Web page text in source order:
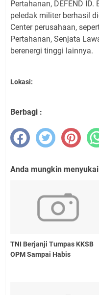
Pertahanan, DEFEND
peledak militer berhasil
Center perusahaan,
Pertahanan, Senjata
berenergi tinggi lainnya.
Lokasi:
Berbagi :
Anda mungkin
TNI Berjanji Tumpas KKSB
OPM Sampai Habis